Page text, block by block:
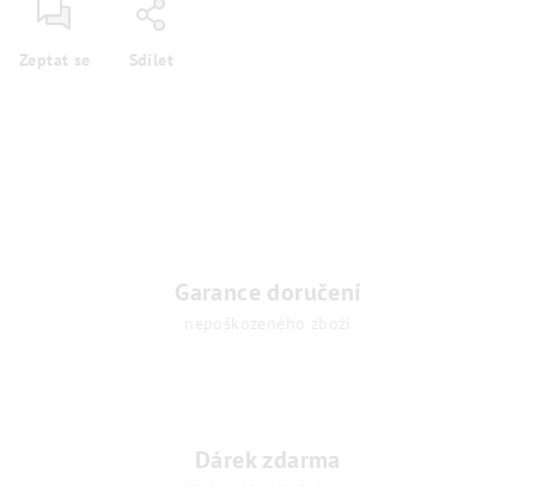
Zeptat se Sdílet
Garance doručení
Dárek zdarma